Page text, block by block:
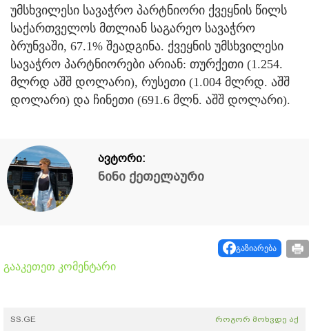
უმსხვილესი სავაჭრო პარტნიორი ქვეყნის წილს
საქართველოს მთლიან საგარეო სავაჭრო
ბრუნვაში, 67.1% შეადგინა. ქვეყნის უმსხვილესი
სავაჭრო პარტნიორები არიან: თურქეთი (1.254.
მლრდ აშშ დოლარი), რუსეთი (1.004 მლრდ. აშშ
დოლარი) და ჩინეთი (691.6 მლნ. აშშ დოლარი).
ავტორი:
ნინი ქეთელაური
გაზიარება
გააკეთეთ კომენტარი
SS.GE როგორ მოხვდე აქ